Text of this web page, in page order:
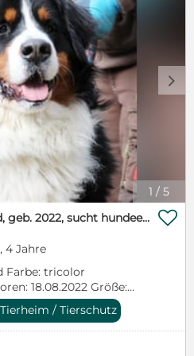
Jahren.
Schutzgebühr:
1 / 5
d
Paule, Berner Sennenhund, geb. 2022, sucht hundeerfahrene, geduldige Besitzer
4 Jahre
Farbe: tricolor
18.08.2022 Größe:
und Katzen
lesen, dann bewerben !
Paule kam Ende
in unser Tierheim. Er

Tierheim / Tierschutz